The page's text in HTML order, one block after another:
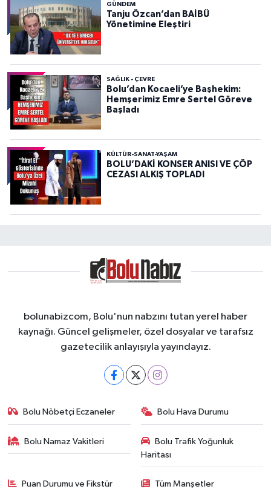
GÜNDEM
Tanju Özcan’dan BAİBÜ
Yönetimine Eleştiri
SAĞLIK - ÇEVRE
Bolu’dan Kocaeli’ye Başhekim:
Hemşerimiz Emre Sertel Göreve
Başladı
KÜLTÜR-SANAT-YAŞAM
BOLU’DAKİ KONSER ANISI VE ÇÖP
CEZASI ALKIŞ TOPLADI
bolunabizcom, Bolu'nun nabzını tutan yerel haber
kaynağı. Güncel gelişmeler, özel dosyalar ve tarafsız
gazetecilik anlayışıyla yayındayız.
Bolu Nöbetçi Eczaneler Bolu Hava Durumu
Bolu Namaz Vakitleri
Bolu Trafik Yoğunluk
Haritası
Puan Durumu ve Fikstür Tüm Manşetler